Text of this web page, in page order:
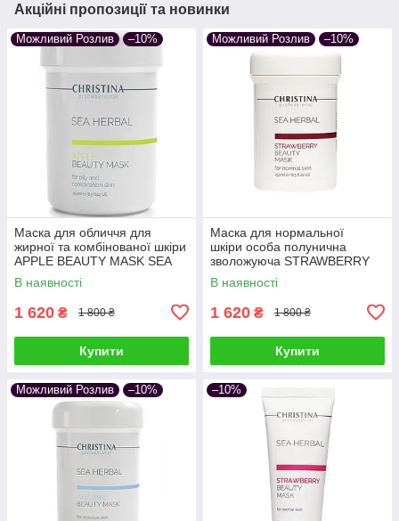
Акційні пропозиції та новинки
Можливий Розлив –10%
Маска для обличчя для
жирної та комбінованої шкіри
APPLE BEAUTY MASK SEA
HERBAL CHRISTINA 250 мл,
Яблучна маска
В наявності
1 620 ₴ 1 800 ₴
Купити
Можливий Розлив –10%
Маска для нормальної
шкіри особа полунична
зволожуюча STRAWBERRY
BEAUTY MASK SEA HERBAL
CHRISTINA 250 мл
В наявності
1 620 ₴ 1 800 ₴
Купити
Можливий Розлив –10% –10%